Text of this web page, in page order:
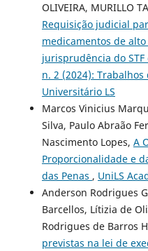
OLIVEIRA, MURILLO
Requisição judicial
medicamentos de
jurisprudência do STF
n. 2 (2024):
Universitário LS
Marcos Vinicius
Silva, Paulo Abraão
Nascimento Lopes, A
Proporcionalidade e
das Penas , UniLS
Anderson Rodrigues
Barcellos, Lítizia de
Rodrigues de Barros
previstas na lei de